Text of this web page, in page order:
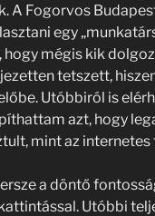
A Fogorvos
egy
mégis kik
tetszett,
Utóbbiról is
azt, hogy
mint az internetes
a döntő
Utóbbi